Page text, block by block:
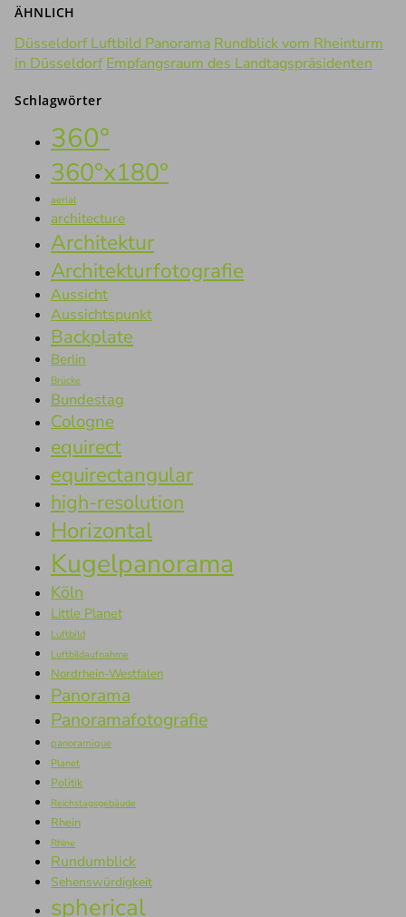
ÄHNLICH
Düsseldorf Luftbild Panorama Rundblick vom Rheinturm
in Düsseldorf Empfangsraum des Landtagspräsidenten
Schlagwörter
360°
360°x180°
aerial
architecture
Architektur
Architekturfotografie
Aussicht
Aussichtspunkt
Backplate
Berlin
Brücke
Bundestag
Cologne
equirect
equirectangular
high-resolution
Horizontal
Kugelpanorama
Köln
Little Planet
Luftbild
Luftbildaufnahme
Nordrhein-Westfalen
Panorama
Panoramafotografie
panoramique
Planet
Politik
Reichstagsgebäude
Rhein
Rhine
Rundumblick
Sehenswürdigkeit
spherical